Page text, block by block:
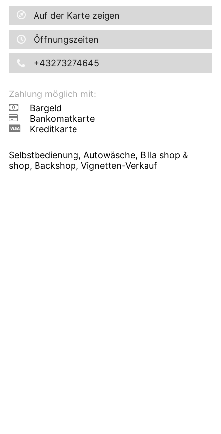
Auf der Karte zeigen
Öffnungszeiten
+43273274645
Zahlung möglich mit:
Bargeld
Bankomatkarte
Kreditkarte
Selbstbedienung, Autowäsche, Billa shop &
shop, Backshop, Vignetten-Verkauf